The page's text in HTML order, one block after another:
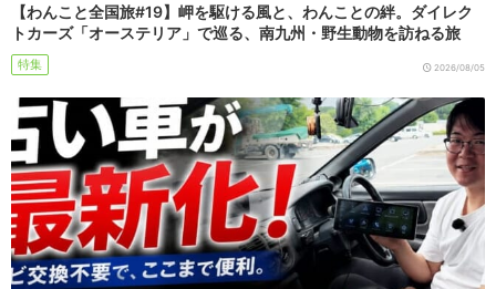
【わんこと全国旅#19】岬を駆ける風と、わんことの絆。ダイレク
トカーズ「オーステリア」で巡る、南九州・野生動物を訪ねる旅
特集 2026/08/05